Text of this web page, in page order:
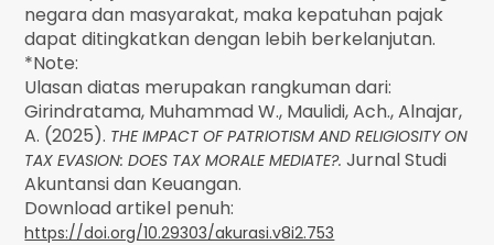
negara dan masyarakat, maka kepatuhan pajak
dapat ditingkatkan dengan lebih berkelanjutan.
*Note:
Ulasan diatas merupakan rangkuman dari:
Girindratama, Muhammad W., Maulidi, Ach., Alnajar,
A. (2025). THE IMPACT OF PATRIOTISM AND RELIGIOSITY ON
TAX EVASION: DOES TAX MORALE MEDIATE?.Jurnal Studi
Akuntansi dan Keuangan.
Download artikel penuh:
https://doi.org/10.29303/akurasi.v8i2.753